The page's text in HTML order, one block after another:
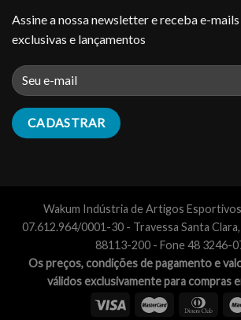
Assine a nossa newsletter e receba e-
exclusivas e lançamentos
Wakum Indústria de Artigos
07.612.964/0001-30 - Travessa Santa
88113-200 - Fone 48 3246-
Os preços, condições de pagamento e
válidos exclusivamente para compras